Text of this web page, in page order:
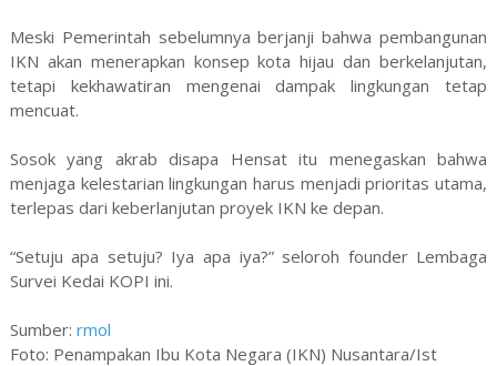
Meski Pemerintah sebelumnya berjanji bahwa pembangunan
IKN akan menerapkan konsep kota hijau dan berkelanjutan,
tetapi kekhawatiran mengenai dampak lingkungan tetap
mencuat.
Sosok yang akrab disapa Hensat itu menegaskan bahwa
menjaga kelestarian lingkungan harus menjadi prioritas utama,
terlepas dari keberlanjutan proyek IKN ke depan.
“Setuju apa setuju? Iya apa iya?” seloroh founder Lembaga
Survei Kedai KOPI ini.
Sumber: rmol
Foto: Penampakan Ibu Kota Negara (IKN) Nusantara/Ist